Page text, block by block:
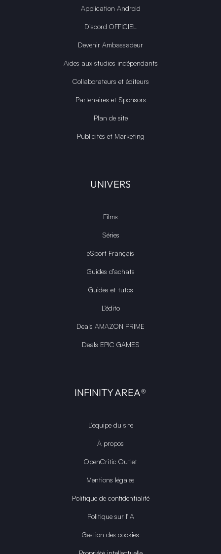
Application Android
Discord OFFICIEL
Devenir Ambassadeur
Aides aux studios indépendants
Collaborateurs et éditeurs
Partenaires et Sponsors
Plan de site
Publicités et Marketing
UNIVERS
Films
Séries
eSport Français
Guides d’achats
Guides et tutos
L'édito
Deals AMAZON PRIME
Deals EPIC GAMES
INFINITY AREA®
L'équipe du site
À propos
OpenCritic Outlet
Mentions légales
Politique de confidentialité
Politique sur l'IA
Gestion des cookies